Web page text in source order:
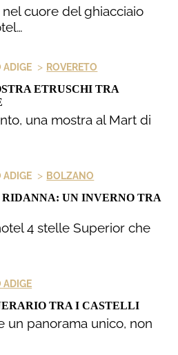
cuore del ghiacciaio
> ROVERETO
ETRUSCHI TRA
una mostra al Mart di
> BOLZANO
UN INVERNO TRA
4 stelle Superior che
TRA I CASTELLI
un panorama unico, non